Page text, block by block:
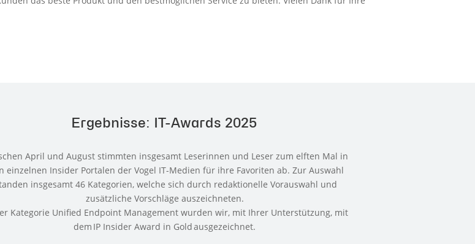
Ergebnisse: IT-Awards 2025
April und August stimmten insgesamt Leserinnen und Leser zum elften Mal in
einzelnen Insider Portalen der Vogel IT-Medien für ihre Favoriten ab. Zur Auswahl
insgesamt 46 Kategorien, welche sich durch redaktionelle Vorauswahl und
zusätzliche Vorschläge auszeichneten.
Kategorie Unified Endpoint Management wurden wir, mit Ihrer Unterstützung, mit
dem IP Insider Award in Gold ausgezeichnet.